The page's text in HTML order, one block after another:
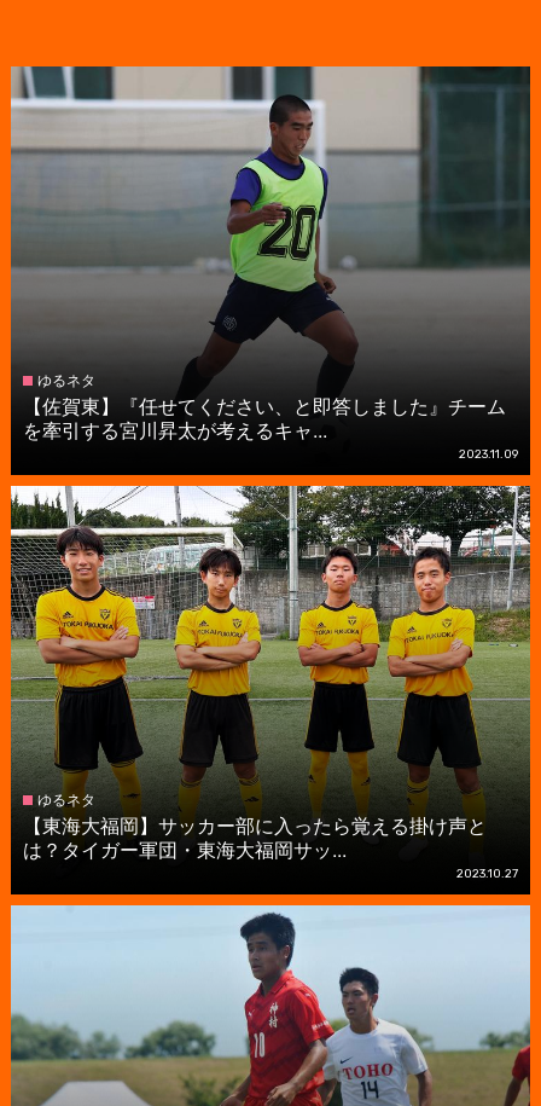
ゆるネタ
【佐賀東】『任せてください、と即答しました』チーム
を牽引する宮川昇太が考えるキャ...
2023.11.09
ゆるネタ
【東海大福岡】サッカー部に入ったら覚える掛け声と
は？タイガー軍団・東海大福岡サッ...
2023.10.27